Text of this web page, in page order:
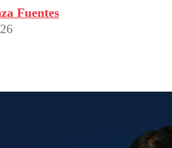
Fuentes